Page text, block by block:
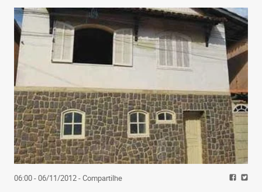
06:00 - 06/11/2012- Compartilhe